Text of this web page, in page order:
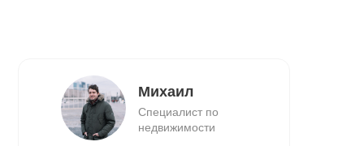
Михаил
Специалист по
недвижимости